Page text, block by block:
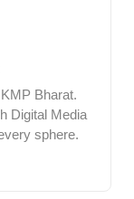
Bharat.
Digital Media
sphere.